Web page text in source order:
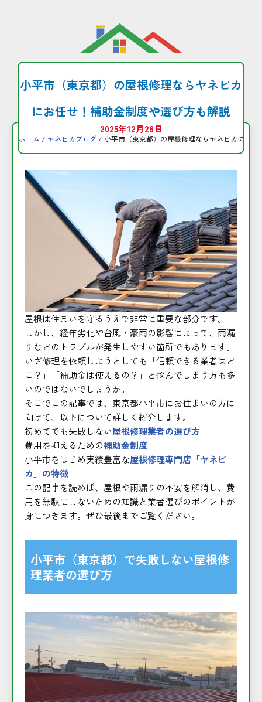
キ
小平市（東京都）の屋根修理ならヤネピカ
にお任せ！補助金制度や選び方も解説
2025年12月28日
ホーム / ヤネピカブログ / 小平市（東京都）の屋根修理ならヤネピカにお任
屋根は住まいを守るうえで非常に重要な部分です。
しかし、経年劣化や台風・豪雨の影響によって、雨漏
りなどのトラブルが発生しやすい箇所でもあります。
いざ修理を依頼しようとしても「信頼できる業者はど
こ？」「補助金は使えるの？」と悩んでしまう方も多
いのではないでしょうか。
そこでこの記事では、東京都小平市にお住まいの方に
向けて、以下について詳しく紹介します。
初めてでも失敗しない屋根修理業者の選び方
費用を抑えるための補助金制度
小平市をはじめ実績豊富な屋根修理専門店「ヤネピ
カ」の特徴
この記事を読めば、屋根や雨漏りの不安を解消し、費
用を無駄にしないための知識と業者選びのポイントが
身につきます。ぜひ最後までご覧ください。
小平市（東京都）で失敗しない屋根修
理業者の選び方